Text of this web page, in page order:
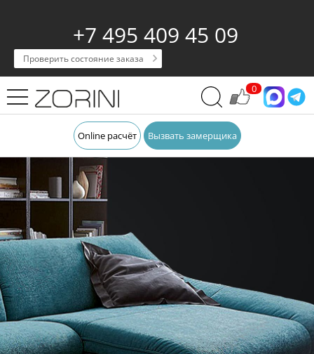
+7 495 409 45 09
Проверить состояние заказа
0
Online расчёт Вызвать замерщика